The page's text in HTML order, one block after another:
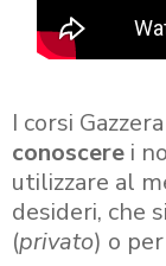
I corsi
conoscere i
utilizzare al
desideri, che
(privato) o